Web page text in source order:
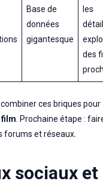
Base de
données
gigantesque
les
des
ces briques pour
film . Prochaine étape :
forums et réseaux.
sociaux et